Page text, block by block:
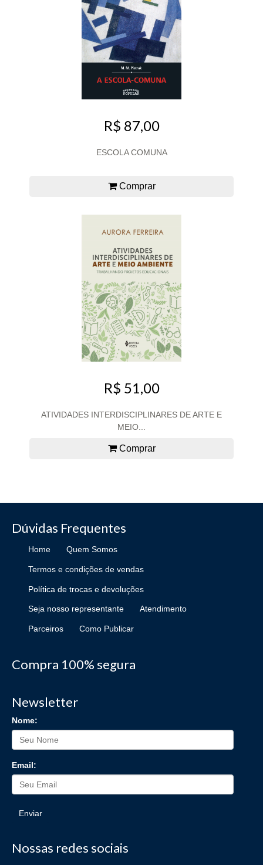
R$ 87,00
ESCOLA COMUNA
Comprar
R$ 51,00
ATIVIDADES INTERDISCIPLINARES DE ARTE E
MEIO...
Comprar
Dúvidas Frequentes
Home Quem Somos
Termos e condições de vendas
Política de trocas e devoluções
Seja nosso representante Atendimento
Parceiros Como Publicar
Compra 100% segura
Newsletter
Nome:
Email:
Enviar
Nossas redes sociais